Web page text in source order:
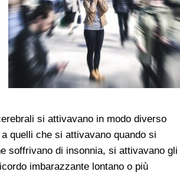
si attivavano in modo diverso
quelli che si attivavano quando si
soffrivano di insonnia, si attivavano gli
imbarazzante lontano o più